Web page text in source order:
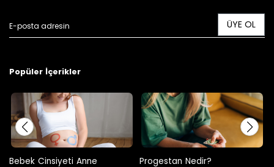
ÜYE OL
Popüler İçerikler
Progestan Nedir?
Hamilelikte Adet Görülür Mü?